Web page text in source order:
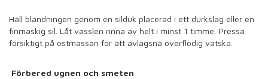
Häll blandningen genom en silduk placerad i ett durkslag eller en
finmaskig sil. Låt vasslen rinna av helt i minst 1 timme. Pressa
försiktigt på ostmassan för att avlägsna överflödig vätska.
Förbered ugnen och smeten